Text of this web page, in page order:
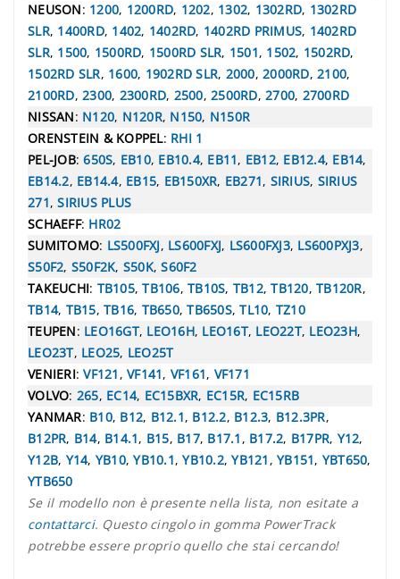
NEUSON: 1200, 1200RD, 1202, 1302, 1302RD, 1302RD
SLR, 1400RD, 1402, 1402RD, 1402RD PRIMUS, 1402RD
SLR, 1500, 1500RD, 1500RD SLR, 1501, 1502, 1502RD,
1502RD SLR, 1600, 1902RD SLR, 2000, 2000RD, 2100,
2100RD, 2300, 2300RD, 2500, 2500RD, 2700, 2700RD
NISSAN: N120, N120R, N150, N150R
ORENSTEIN & KOPPEL: RHI 1
PEL-JOB:650S, EB10, EB10.4, EB11, EB12, EB12.4, EB14,
EB14.2, EB14.4, EB15, EB150XR, EB271, SIRIUS, SIRIUS
271,SIRIUS PLUS
SCHAEFF: HR02
SUMITOMO: LS500FXJ, LS600FXJ, LS600FXJ3, LS600PXJ3,
S50F2, S50F2K, S50K,S60F2
TAKEUCHI: TB105,TB106, TB10S, TB12,TB120, TB120R,
TB14, TB15, TB16, TB650,TB650S,TL10, TZ10
TEUPEN: LEO16GT, LEO16H, LEO16T, LEO22T, LEO23H,
LEO23T, LEO25, LEO25T
VENIERI:VF121 , VF141, VF161, VF171
VOLVO: 265, EC14, EC15BXR, EC15R, EC15RB
YANMAR: B10, B12, B12.1, B12.2, B12.3, B12.3PR,
B12PR, B14, B14.1, B15, B17, B17.1 , B17.2, B17PR, Y12,
Y12B, Y14, YB10,YB10.1,YB10.2,YB121 , YB151, YBT650,
YTB650
Se il modello non è presente nella lista, non esitate a
contattarci. Questo cingolo in gomma PowerTrack
potrebbe essere proprio quello che stai cercando!